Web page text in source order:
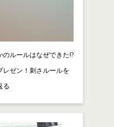
のルールはなぜできた!?
レゼン！刺さルールを
る